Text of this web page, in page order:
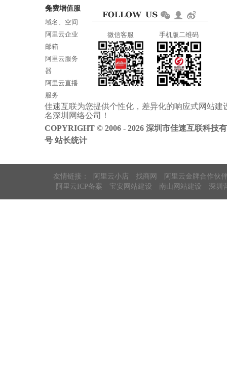
邮箱：services@jiasuweb.com
免费增值服务
域名、空间
阿里云企业
邮箱
阿里云服务
器
阿里云直播
服务
阿里云ICP备
案
微信客服 手机版二维码
佳速互联为您提供个性化，差异化的响应式网站建
名深圳网络公司
！
COPYRIGHT © 2006 - 2026 深圳市佳速互联科技
号 站长统计
友情链接： 阿里云小店 找商网
阿里云金牌合作伙
阿里云ICP备案
宝安网站建设 南山网站建设 深圳